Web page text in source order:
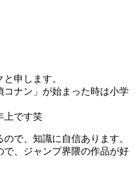
申します。
ナン」が始まった時は小学
上です笑
で、知識に自信あります。
、ジャンプ界隈の作品が好